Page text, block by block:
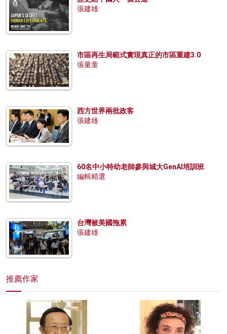
張建雄
市區再生局範式實現真正的市區重建3.0
張量童
西方世界兩批政客
張建雄
60名中小特幼老師參與城大GenAI培訓班
編輯精選
台灣被美國拖累
張建雄
推薦作家